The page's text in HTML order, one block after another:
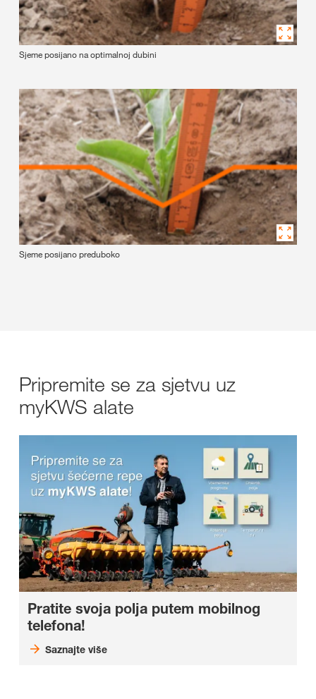
Sjeme posijano na optimalnoj dubini
Sjeme posijano preduboko
Pripremite se za sjetvu uz
myKWS alate
Pratite svoja polja putem mobilnog
telefona!
Saznajte više